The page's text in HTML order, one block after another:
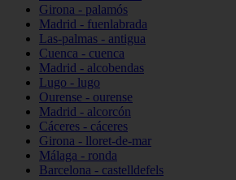
Girona - palamós
Madrid - fuenlabrada
Las-palmas - antigua
Cuenca - cuenca
Madrid - alcobendas
Lugo - lugo
Ourense - ourense
Madrid - alcorcón
Cáceres - cáceres
Girona - lloret-de-mar
Málaga - ronda
Barcelona - castelldefels